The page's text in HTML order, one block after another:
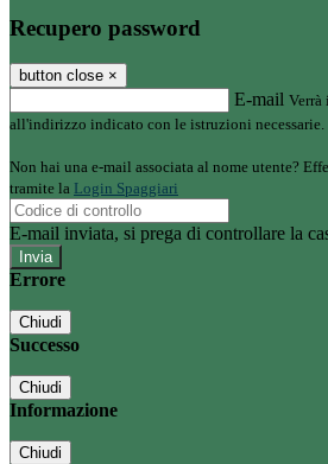
Recupero password
button close ×
E-mail Verrà
all'indirizzo indicato con le istruzioni necessarie.
Non hai una e-mail associata al nome utente?
tramite la Login Spaggiari
E-mail inviata, si prega di controllare la
Errore
Chiudi
Successo
Chiudi
Informazione
Chiudi